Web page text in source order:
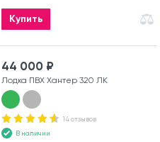
Купить
44 000 ₽
Лодка ПВХ Хантер 320 ЛК
14 отзывов
В наличии